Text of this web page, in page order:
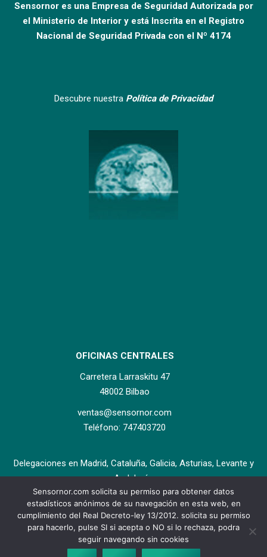
Sensornor es una Empresa de Seguridad Autorizada por
el Ministerio de Interior y está Inscrita en el Registro
Nacional de Seguridad Privada con el Nº 4174
Descubre nuestra Política de Privacidad
OFICINAS CENTRALES
Carretera Larraskitu 47
48002 Bilbao
ventas@sensornor.com
Teléfono: 747403720
Delegaciones en Madrid, Cataluña, Galicia, Asturias, Levante y
Andalucía.
Sensornor.com solicita su permiso para obtener datos
estadísticos anónimos de su navegación en esta web, en
cumplimiento del Real Decreto-ley 13/2012. solicita su permiso
para hacerlo, pulse SI si acepta o NO si lo rechaza, podra
seguir navegando sin cookies